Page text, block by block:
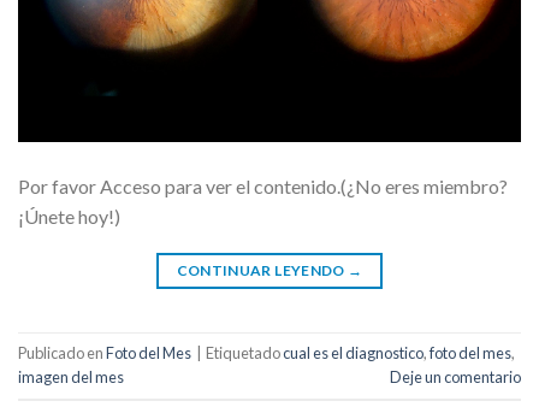
Por favor Acceso para ver el contenido.(¿No eres miembro?
¡Únete hoy!)
CONTINUAR LEYENDO →
Publicado enFoto del Mes Etiquetadocual es el diagnostico,foto del mes,
imagen del mes
Deje un comentario